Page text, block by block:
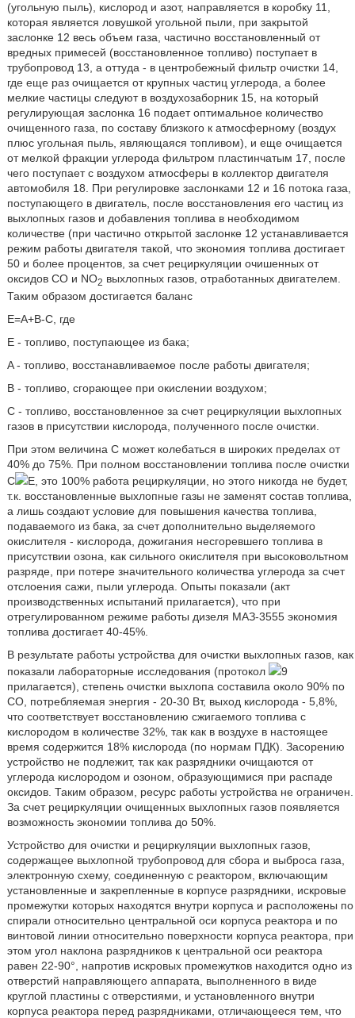
(угольную пыль), кислород и азот, направляется в коробку 11,
которая является ловушкой угольной пыли, при закрытой
заслонке 12 весь объем газа, частично восстановленный от
вредных примесей (восстановленное топливо) поступает в
трубопровод 13, а оттуда - в центробежный фильтр очистки 14,
где еще раз очищается от крупных частиц углерода, а более
мелкие частицы следуют в воздухозаборник 15, на который
регулирующая заслонка 16 подает оптимальное количество
очищенного газа, по составу близкого к атмосферному (воздух
плюс угольная пыль, являющаяся топливом), и еще очищается
от мелкой фракции углерода фильтром пластинчатым 17, после
чего поступает с воздухом атмосферы в коллектор двигателя
автомобиля 18. При регулировке заслонками 12 и 16 потока газа,
поступающего в двигатель, после восстановления его частиц из
выхлопных газов и добавления топлива в необходимом
количестве (при частично открытой заслонке 12 устанавливается
режим работы двигателя такой, что экономия топлива достигает
50 и более процентов, за счет рециркуляции очишенных от
оксидов CO и NO2 выхлопных газов, отработанных двигателем.
Таким образом достигается баланс
E=A+B-C, где
E - топливо, поступающее из бака;
A - топливо, восстанавливаемое после работы двигателя;
B - топливо, сгорающее при окислении воздухом;
C - топливо, восстановленное за счет рециркуляции выхлопных
газов в присутствии кислорода, полученного после очистки.
При этом величина С может колебаться в широких пределах от
40% до 75%. При полном восстановлении топлива после очистки
C
E, это 100% работа рециркуляции, но этого никогда не будет,
т.к. восстановленные выхлопные газы не заменят состав топлива,
а лишь создают условие для повышения качества топлива,
подаваемого из бака, за счет дополнительно выделяемого
окислителя - кислорода, дожигания несгоревшего топлива в
присутствии озона, как сильного окислителя при высоковольтном
разряде, при потере значительного количества углерода за счет
отслоения сажи, пыли углерода. Опыты показали (акт
производственных испытаний прилагается), что при
отрегулированном режиме работы дизеля МАЗ-3555 экономия
топлива достигает 40-45%.
В результате работы устройства для очистки выхлопных газов, как
показали лабораторные исследования (протокол
9
прилагается), степень очистки выхлопа составила около 90% по
CO, потребляемая энергия - 20-30 Вт, выход кислорода - 5,8%,
что соответствует восстановлению сжигаемого топлива с
кислородом в количестве 32%, так как в воздухе в настоящее
время содержится 18% кислорода (по нормам ПДК). Засорению
устройство не подлежит, так как разрядники очищаются от
углерода кислородом и озоном, образующимися при распаде
оксидов. Таким образом, ресурс работы устройства не ограничен.
За счет рециркуляции очищенных выхлопных газов появляется
возможность экономии топлива до 50%.
Устройство для очистки и рециркуляции выхлопных газов,
содержащее выхлопной трубопровод для сбора и выброса газа,
электронную схему, соединенную с реактором, включающим
установленные и закрепленные в корпусе разрядники, искровые
промежутки которых находятся внутри корпуса и расположены по
спирали относительно центральной оси корпуса реактора и по
винтовой линии относительно поверхности корпуса реактора, при
этом угол наклона разрядников к центральной оси реактора
равен 22-90°, напротив искровых промежутков находится одно из
отверстий направляющего аппарата, выполненного в виде
круглой пластины с отверстиями, и установленного внутри
корпуса реактора перед разрядниками, отличающееся тем, что